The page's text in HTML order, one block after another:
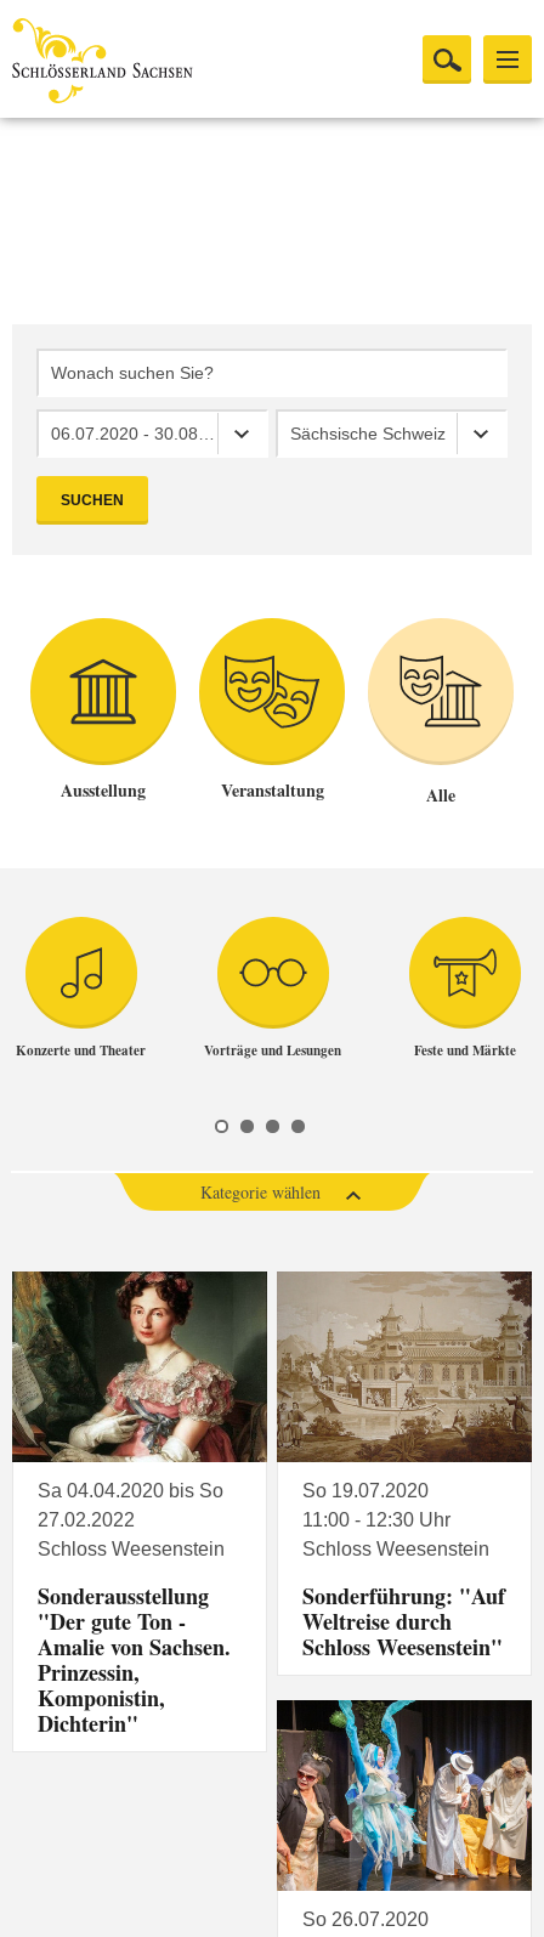
Sächsische Schweiz
SUCHEN
Ausstellung Veranstaltung Alle
Konzerte und Theater Vorträge und Lesungen Feste und Märkte
Kategorie wählen
Sa 04.04.2020 bis So
27.02.2022
Schloss Weesenstein
Sonderausstellung
"Der gute Ton -
Amalie von Sachsen.
Prinzessin,
Komponistin,
Dichterin"
So 19.07.2020
11:00 - 12:30 Uhr
Schloss Weesenstein
Sonderführung: "Auf
Weltreise durch
Schloss Weesenstein"
So 26.07.2020